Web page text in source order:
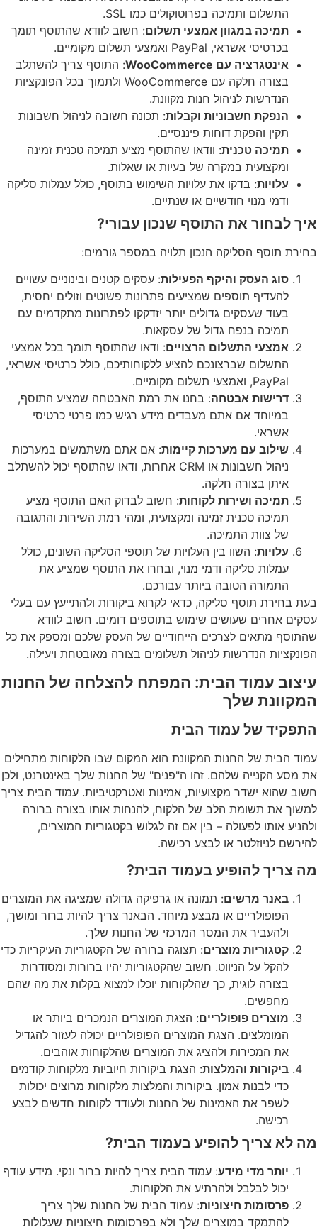
התשלום ותמיכה בפרוטוקולים כמו SSL.
תמיכה במגוון אמצעי תשלום: חשוב לוודא שהתוסף תומך
בכרטיסי אשראי, PayPal ואמצעי תשלום מקומיים.
אינטגרציה עם WooCommerce
: התוסף צריך להשתלב
בצורה חלקה עם WooCommerce ולתמוך בכל הפונקציות
הנדרשות לניהול חנות מקוונת.
הנפקת חשבוניות וקבלות: תכונה חשובה לניהול חשבונות
תקין והפקת דוחות פיננסיים.
תמיכה טכנית: וודאו שהתוסף מציע תמיכה טכנית זמינה
ומקצועית במקרה של בעיות או שאלות.
עלויות: בדקו את עלויות השימוש בתוסף, כולל עמלות סליקה
ודמי מנוי חודשיים או שנתיים.
איך לבחור את התוסף שנכון עבורי?
בחירת תוסף הסליקה הנכון תלויה במספר גורמים:
סוג העסק והיקף הפעילות: עסקים קטנים ובינוניים עשויים
להעדיף תוספים שמציעים פתרונות פשוטים וזולים יחסית,
בעוד שעסקים גדולים יותר יזדקקו לפתרונות מתקדמים עם
תמיכה בנפח גדול של עסקאות.
אמצעי התשלום הרצויים: ודאו שהתוסף תומך בכל אמצעי
התשלום שברצונכם להציע ללקוחותיכם, כולל כרטיסי אשראי,
PayPal, ואמצעי תשלום מקומיים.
דרישות אבטחה: בחנו את רמת האבטחה שמציע התוסף,
במיוחד אם אתם מעבדים מידע רגיש כמו פרטי כרטיסי
אשראי.
שילוב עם מערכות קיימות: אם אתם משתמשים במערכות
ניהול חשבונות או CRM אחרות, ודאו שהתוסף יכול להשתלב
איתן בצורה חלקה.
תמיכה ושירות לקוחות: חשוב לבדוק האם התוסף מציע
תמיכה טכנית זמינה ומקצועית, ומהי רמת השירות והתגובה
של צוות התמיכה.
עלויות: השוו בין העלויות של תוספי הסליקה השונים, כולל
עמלות סליקה ודמי מנוי, ובחרו את התוסף שמציע את
התמורה הטובה ביותר עבורכם.
בעת בחירת תוסף סליקה, כדאי לקרוא ביקורות ולהתייעץ עם בעלי
עסקים אחרים שעושים שימוש בתוספים דומים. חשוב לוודא
שהתוסף מתאים לצרכים הייחודיים של העסק שלכם ומספק את כל
הפונקציות הנדרשות לניהול תשלומים בצורה מאובטחת ויעילה.
עיצוב עמוד הבית: המפתח להצלחה של החנות
המקוונת שלך
התפקיד של עמוד הבית
עמוד הבית של החנות המקוונת הוא המקום שבו הלקוחות מתחילים
את מסע הקנייה שלהם. זהו ה"פנים" של החנות שלך באינטרנט, ולכן
חשוב שהוא ישדר מקצועיות, אמינות ואטרקטיביות. עמוד הבית צריך
למשוך את תשומת הלב של הלקוח, להנחות אותו בצורה ברורה
ולהניע אותו לפעולה – בין אם זה לגלוש בקטגוריות המוצרים,
להירשם לניוזלטר או לבצע רכישה.
מה צריך להופיע בעמוד הבית?
באנר מרשים: תמונה או גרפיקה גדולה שמציגה את המוצרים
הפופולריים או מבצע מיוחד. הבאנר צריך להיות ברור ומושך,
ולהעביר את המסר המרכזי של החנות שלך.
קטגוריות מוצרים: תצוגה ברורה של הקטגוריות העיקריות כדי
להקל על הניווט. חשוב שהקטגוריות יהיו ברורות ומסודרות
בצורה לוגית, כך שהלקוחות יוכלו למצוא בקלות את מה שהם
מחפשים.
מוצרים פופולריים: הצגת המוצרים הנמכרים ביותר או
המומלצים. הצגת המוצרים הפופולריים יכולה לעזור להגדיל
את המכירות ולהציג את המוצרים שהלקוחות אוהבים.
ביקורות והמלצות: הצגת ביקורות חיוביות מלקוחות קודמים
כדי לבנות אמון. ביקורות והמלצות מלקוחות מרוצים יכולות
לשפר את האמינות של החנות ולעודד לקוחות חדשים לבצע
רכישה.
מה לא צריך להופיע בעמוד הבית?
יותר מדי מידע: עמוד הבית צריך להיות ברור ונקי. מידע עודף
יכול לבלבל ולהרתיע את הלקוחות.
פרסומות חיצוניות: עמוד הבית של החנות שלך צריך
להתמקד במוצרים שלך ולא בפרסומות חיצוניות שעלולות